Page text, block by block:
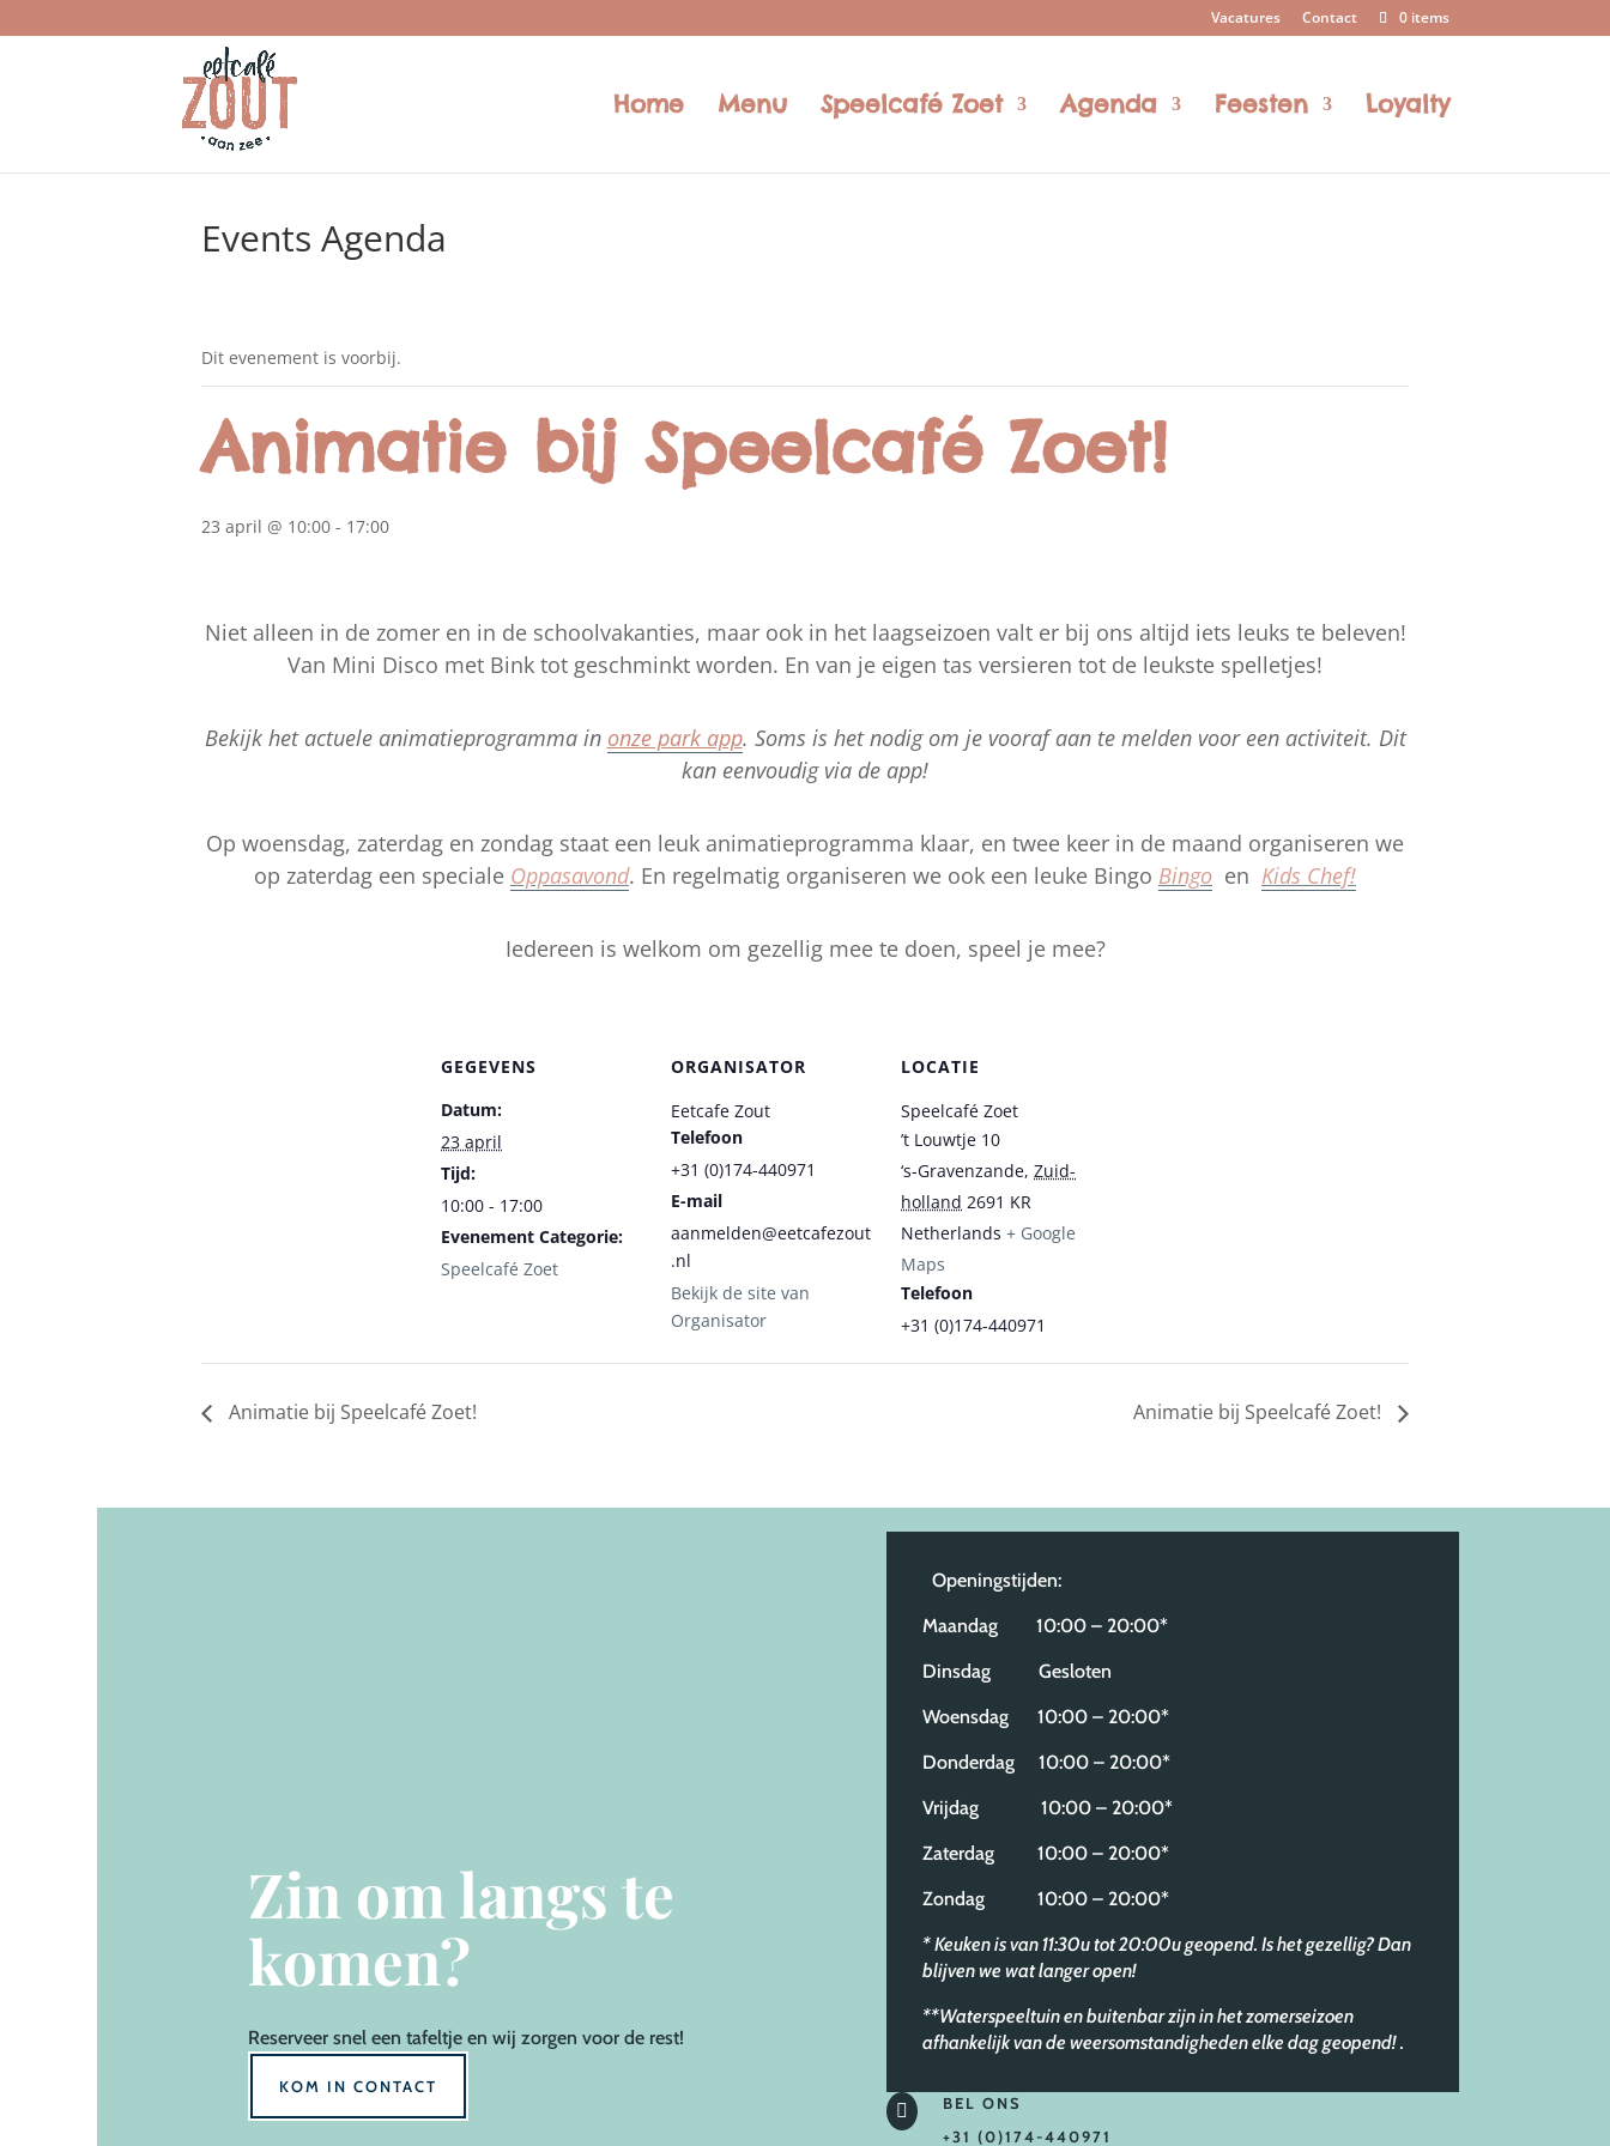
Vacatures Contact 0 items
Home Menu Speelcafé Zoet Agenda Feesten Loyalty
Events Agenda
Dit evenement is voorbij.
Animatie bij Speelcafé Zoet!
23 april @ 10:00 - 17:00
Niet alleen in de zomer en in de schoolvakanties, maar ook in het laagseizoen valt er bij ons altijd iets leuks te beleven!
Van Mini Disco met Bink tot geschminkt worden. En van je eigen tas versieren tot de leukste spelletjes!
Bekijk het actuele animatieprogramma in onze park app. Soms is het nodig om je vooraf aan te melden voor een activiteit. Dit
kan eenvoudig via de app!
Op woensdag, zaterdag en zondag staat een leuk animatieprogramma klaar, en twee keer in de maand organiseren we
op zaterdag een speciale Oppasavond. En regelmatig organiseren we ook een leuke Bingo Bingo en Kids Chef!
Iedereen is welkom om gezellig mee te doen, speel je mee?
GEGEVENS
Datum:
23 april
Tijd:
10:00 - 17:00
Evenement Categorie:
Speelcafé Zoet
ORGANISATOR
Eetcafe Zout
Telefoon
+31 (0)174-440971
E-mail
aanmelden@eetcafezout
.nl
Bekijk de site van
Organisator
LOCATIE
Speelcafé Zoet
’t Louwtje 10
‘s-Gravenzande, Zuid-
holland 2691 KR
Netherlands + Google
Maps
Telefoon
+31 (0)174-440971
Animatie bij Speelcafé Zoet! Animatie bij Speelcafé Zoet!
Zin om langs te
komen?
Reserveer snel een tafeltje en wij zorgen voor de rest!
KOM IN CONTACT
Openingstijden:
Maandag 10:00 – 20:00*
Dinsdag Gesloten
Woensdag 10:00 – 20:00*
Donderdag 10:00 – 20:00*
Vrijdag 10:00 – 20:00*
Zaterdag 10:00 – 20:00*
Zondag 10:00 – 20:00*
* Keuken is van 11:30u tot 20:00u geopend. Is het gezellig? Dan
blijven we wat langer open!
**Waterspeeltuin en buitenbar zijn in het zomerseizoen
afhankelijk van de weersomstandigheden elke dag geopend! .

BEL ONS
+31 (0)174-440971